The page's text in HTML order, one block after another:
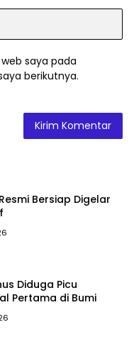
saya pada
berikutnya.
Bersiap Digelar
Diduga Picu
Pertama di Bumi